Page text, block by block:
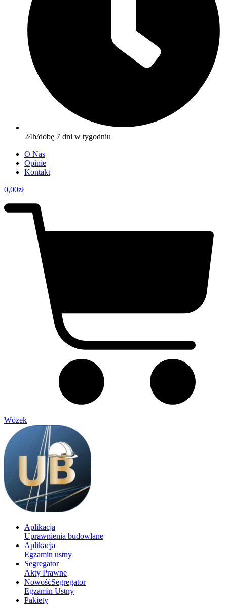
24h/dobę 7 dni w tygodniu
O Nas
Opinie
Kontakt
0,00zł
Wózek
Aplikacja
Uprawnienia budowlane
Aplikacja
Egzamin ustny
Segregator
Akty Prawne
NowośćSegregator
Egzamin Ustny
Pakiety